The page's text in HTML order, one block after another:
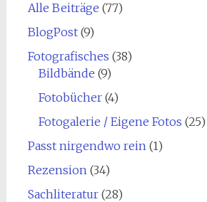
Alle Beiträge (77)
BlogPost(9)
Fotografisches (38)
Bildbände (9)
Fotobücher(4)
Fotogalerie / Eigene Fotos (25)
Passt nirgendwo rein(1)
Rezension(34)
Sachliteratur(28)